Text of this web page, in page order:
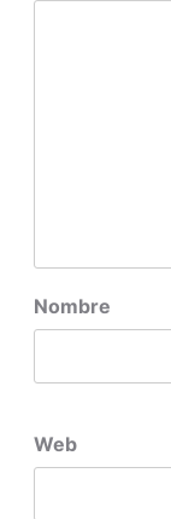
Nombre
Web